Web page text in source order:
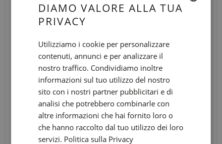
INFORMAZIONI
Carrer Montcada, 15-23
8min
L4: Jaume I
TAGS
Cultura
PICASSO MUSEUM
FRENCH
ITALIAN
RUSSIAN
DIAMO VALORE ALLA TUA
PRIVACY
Utilizziamo i cookie per personalizzare
contenuti, annunci e per analizzare il
nostro traffico. Condividiamo inoltre
informazioni sul tuo utilizzo del nostro
sito con i nostri partner pubblicitari e di
analisi che potrebbero combinarle con
altre informazioni che hai fornito loro o
che hanno raccolto dal tuo utilizzo dei loro
servizi. Politica sulla Privacy